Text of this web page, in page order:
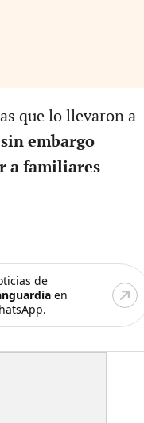
que lo llevaron a
sin embargo
a familiares
de
en